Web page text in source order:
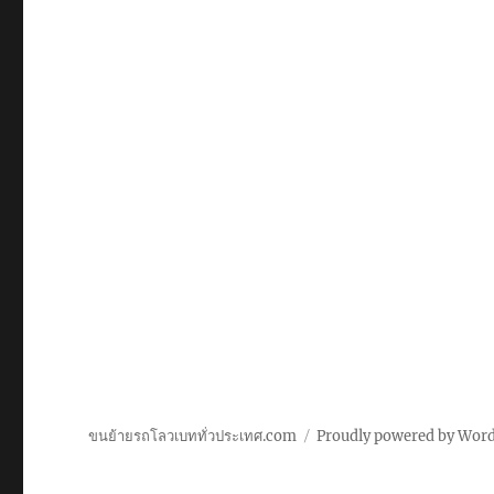
ขนย้ายรถโลวเบททั่วประเทศ.com Proudly powered by